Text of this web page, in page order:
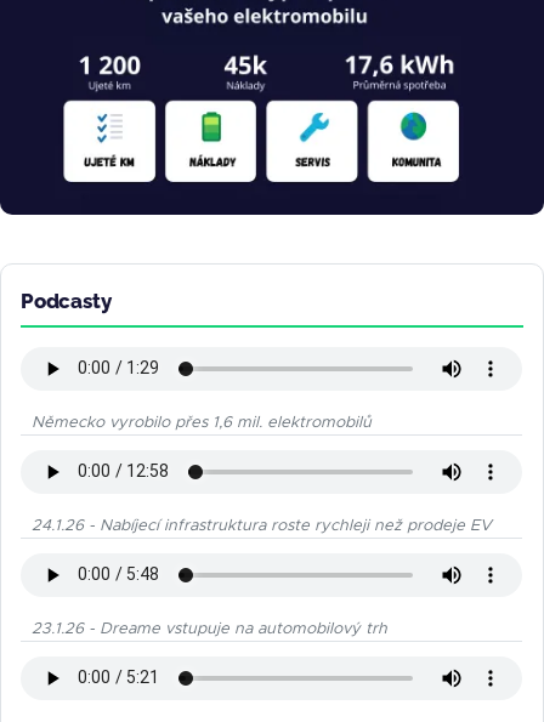
Podcasty
Německo vyrobilo přes 1,6 mil. elektromobilů
24.1.26 - Nabíjecí infrastruktura roste rychleji než prodeje EV
23.1.26 - Dreame vstupuje na automobilový trh